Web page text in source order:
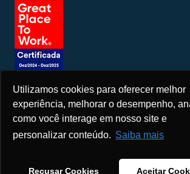
Utilizamos cookies para oferecer melhor
experiência, melhorar o desempenho,
como você interage em nosso site e
personalizar conteúdo. Saiba mais
Recusar Cookies Aceitar
Seja um patrocinador
Este site usa cookies para melhorar sua experiência.